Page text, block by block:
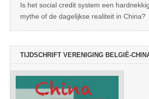
Is het social credit system een
mythe of de dagelijkse realiteit in China?
TIJDSCHRIFT VERENIGING BELGIË-